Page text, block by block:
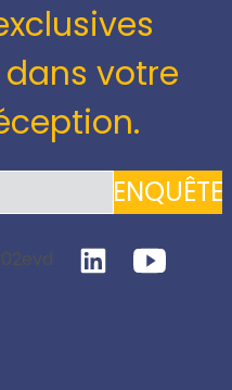
votre
ENQUÊTE